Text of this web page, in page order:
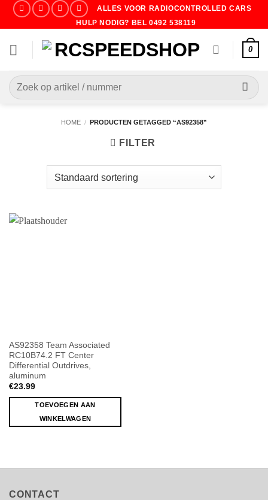
ALLES VOOR RADIOCONTROLLED CARS
HULP NODIG? BEL 0492 538119
0
Zoeken
naar:
HOME / PRODUCTEN GETAGGED “AS92358”
FILTER
AS92358 Team Associated
RC10B74.2 FT Center
Differential Outdrives,
aluminum
€23.99
TOEVOEGEN AAN
WINKELWAGEN
CONTACT